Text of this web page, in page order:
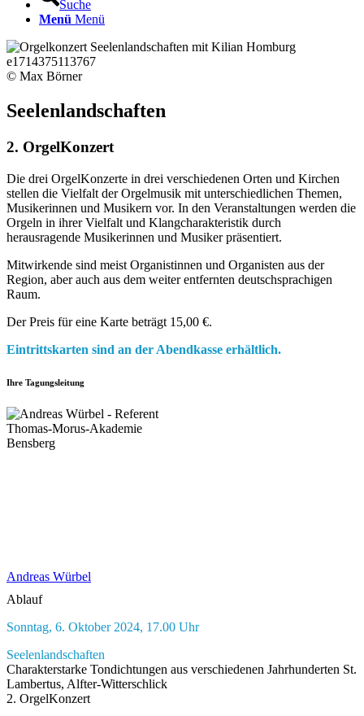
Suche
Menü Menü
© Max Börner
Seelenlandschaften
2. OrgelKonzert
Die drei OrgelKonzerte in drei verschiedenen Orten und Kirchen
stellen die Vielfalt der Orgelmusik mit unterschiedlichen Themen,
Musikerinnen und Musikern vor. In den Veranstaltungen werden die
Orgeln in ihrer Vielfalt und Klangcharakteristik durch
herausragende Musikerinnen und Musiker präsentiert.
Mitwirkende sind meist Organistinnen und Organisten aus der
Region, aber auch aus dem weiter entfernten deutschsprachigen
Raum.
Der Preis für eine Karte beträgt 15,00 €.
Eintrittskarten sind an der Abendkasse erhältlich.
Ihre Tagungsleitung
Andreas Würbel
Ablauf
Sonntag, 6. Oktober 2024, 17.00 Uhr
Seelenlandschaften
Charakterstarke Tondichtungen aus verschiedenen Jahrhunderten St.
Lambertus, Alfter-Witterschlick
2. OrgelKonzert